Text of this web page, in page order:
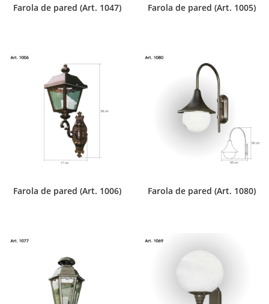
Farola de pared (Art. 1047) Farola de pared (Art. 1005)
Farola de pared (Art. 1006) Farola de pared (Art. 1080)